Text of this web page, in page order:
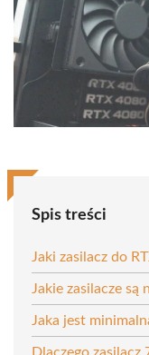
Spis treści
Jaki zasilacz do
Jakie zasilacze są
Jaka jest